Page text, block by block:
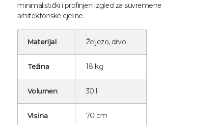
minimalistički i profinjen izgled za suvremene
arhitektonske cjeline.
Materijal Željezo, drvo
Težina 18 kg
Volumen 30 l
Visina 70 cm